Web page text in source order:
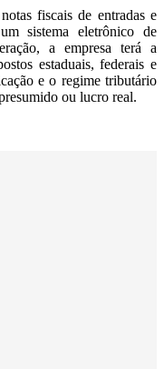
fiscais de entradas e
sistema eletrônico de
a empresa terá a
estaduais, federais e
e o regime tributário
ou lucro real.